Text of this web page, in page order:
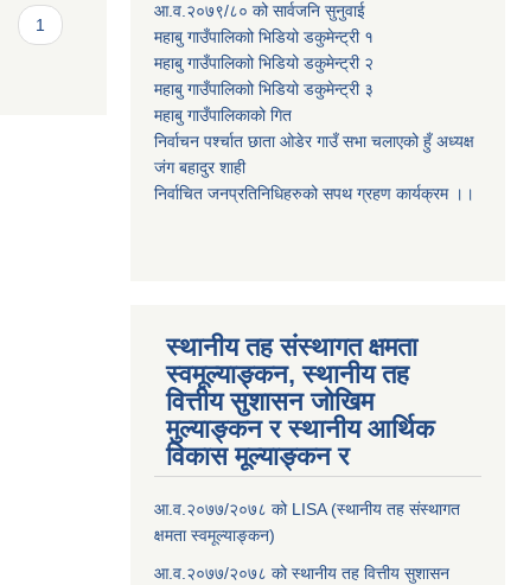
1
आ.व.२०७९/८० को सार्वजनि सुनुवाई
महाबु गाउँपालिकाो भिडियो डकुमेन्ट्री १
महाबु गाउँपालिकाो भिडियो डकुमेन्ट्री २
महाबु गाउँपालिकाो भिडियो डकुमेन्ट्री ३
महाबु गाउँपालिकाको गित
निर्वाचन पर्श्चात छाता ओडेर गाउँ सभा चलाएको हुँ अध्यक्ष
जंग बहादुर शाही
निर्वाचित जनप्रतिनिधिहरुको सपथ ग्रहण कार्यक्रम ।।
स्थानीय तह संस्थागत क्षमता
स्वमूल्याङ्कन, स्थानीय तह
वित्तीय सुशासन जोखिम
मुल्याङ्कन र स्थानीय आर्थिक
विकास मूल्याङ्कन र
आ.व.२०७७/२०७८ को LISA (स्थानीय तह संस्थागत
क्षमता स्वमूल्याङ्कन)
आ.व.२०७७/२०७८ को स्थानीय तह वित्तीय सुशासन